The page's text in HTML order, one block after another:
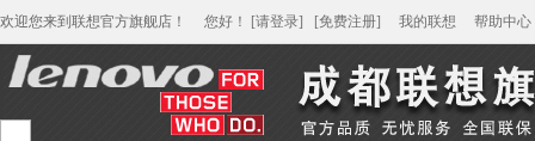
欢迎您来到联想官方旗舰店！ 您好 ！ [请登录] [免费注册] 我的联想 帮助中心